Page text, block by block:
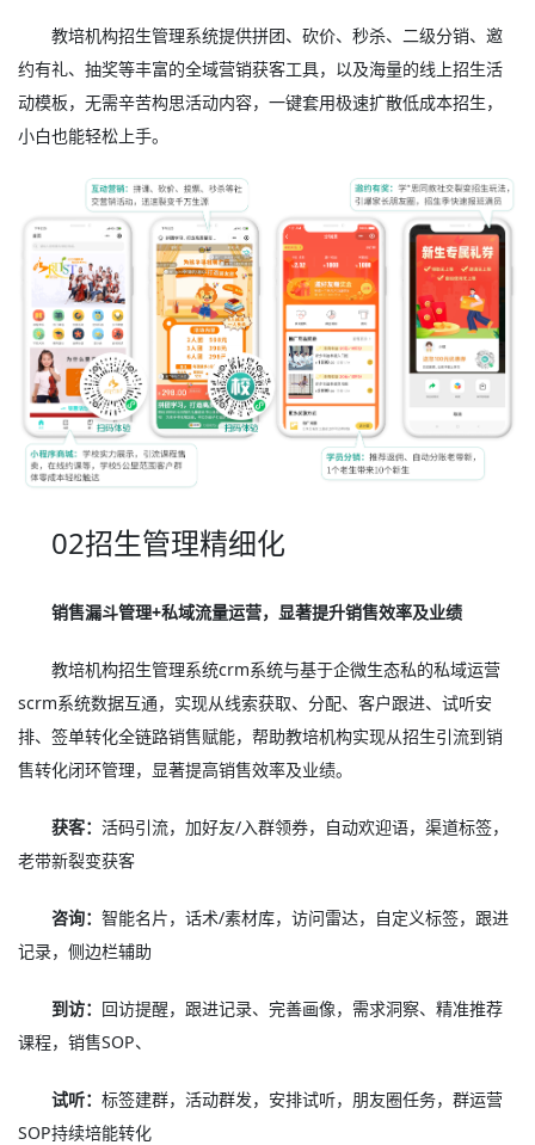
教培机构招生管理系统提供拼团、砍价、秒杀、二级分销、邀
约有礼、抽奖等丰富的全域营销获客工具，以及海量的线上招生活
动模板，无需辛苦构思活动内容，一键套用极速扩散低成本招生，
小白也能轻松上手。
02招生管理精细化
销售漏斗管理+私域流量运营，显著提升销售效率及业绩
教培机构招生管理系统crm系统与基于企微生态私的私域运营
scrm系统数据互通，实现从线索获取、分配、客户跟进、试听安
排、签单转化全链路销售赋能，帮助教培机构实现从招生引流到销
售转化闭环管理，显著提高销售效率及业绩。
获客：活码引流，加好友/入群领券，自动欢迎语，渠道标签，
老带新裂变获客
咨询：智能名片，话术/素材库，访问雷达，自定义标签，跟进
记录，侧边栏辅助
到访： 回访提醒，跟进记录、完善画像，需求洞察、精准推荐
课程，销售SOP、
试听：标签建群，活动群发，安排试听，朋友圈任务，群运营
SOP持续培能转化